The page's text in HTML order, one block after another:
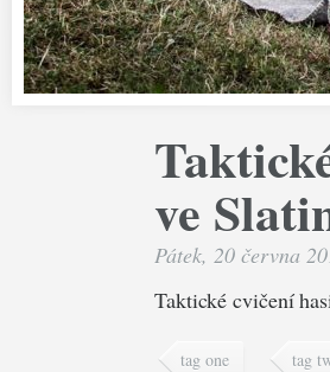
ve
Pátek, 20 června
Taktické cvičení
tag one tag